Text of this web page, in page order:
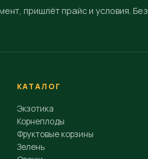
пришлёт прайс и условия. Без
КАТАЛОГ
Экзотика
Корнеплоды
Фруктовые корзины
Зелень